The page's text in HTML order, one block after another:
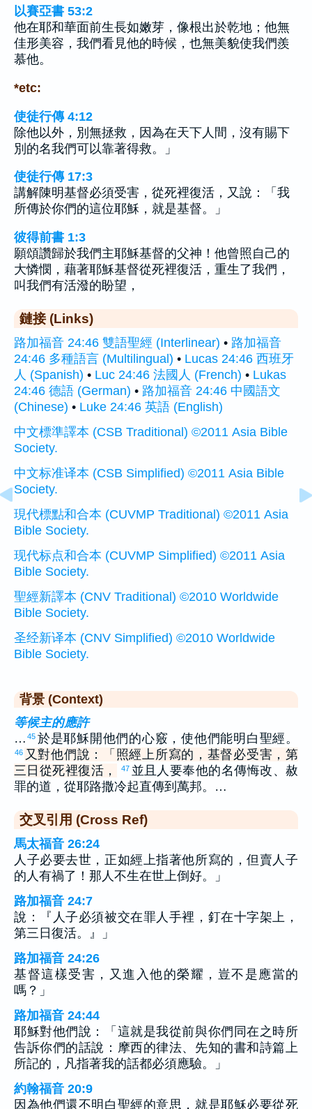
以賽亞書 53:2
他在耶和華面前生長如嫩芽，像根出於乾地；他無
佳形美容，我們看見他的時候，也無美貌使我們羨
慕他。
*etc:
使徒行傳 4:12
除他以外，別無拯救，因為在天下人間，沒有賜下
別的名我們可以靠著得救。」
使徒行傳 17:3
講解陳明基督必須受害，從死裡復活，又說：「我
所傳於你們的這位耶穌，就是基督。」
彼得前書 1:3
願頌讚歸於我們主耶穌基督的父神！他曾照自己的
大憐憫，藉著耶穌基督從死裡復活，重生了我們，
叫我們有活潑的盼望，
鏈接 (Links)
路加福音 24:46 雙語聖經 (Interlinear) • 路加福音
24:46 多種語言 (Multilingual) • Lucas 24:46 西班牙
人 (Spanish) • Luc 24:46 法國人 (French) • Lukas
24:46 德語 (German) • 路加福音 24:46 中國語文
(Chinese) • Luke 24:46 英語 (English)
中文標準譯本 (CSB Traditional) ©2011 Asia Bible
Society.
中文标准译本 (CSB Simplified) ©2011 Asia Bible
Society.
現代標點和合本 (CUVMP Traditional) ©2011 Asia
Bible Society.
现代标点和合本 (CUVMP Simplified) ©2011 Asia
Bible Society.
聖經新譯本 (CNV Traditional) ©2010 Worldwide
Bible Society.
圣经新译本 (CNV Simplified) ©2010 Worldwide
Bible Society.
背景 (Context)
等候主的應許
… 45 於是耶穌開他們的心竅，使他們能明白聖經。
46 又對他們說：「照經上所寫的，基督必受害，第
三日從死裡復活，
47 並且人要奉他的名傳悔改、赦
罪的道，從耶路撒冷起直傳到萬邦。…
交叉引用 (Cross Ref)
馬太福音 26:24
人子必要去世，正如經上指著他所寫的，但賣人子
的人有禍了！那人不生在世上倒好。」
路加福音 24:7
說：『人子必須被交在罪人手裡，釘在十字架上，
第三日復活。』」
路加福音 24:26
基督這樣受害，又進入他的榮耀，豈不是應當的
嗎？」
路加福音 24:44
耶穌對他們說：「這就是我從前與你們同在之時所
告訴你們的話說：摩西的律法、先知的書和詩篇上
所記的，凡指著我的話都必須應驗。」
約翰福音 20:9
因為他們還不明白聖經的意思，就是耶穌必要從死